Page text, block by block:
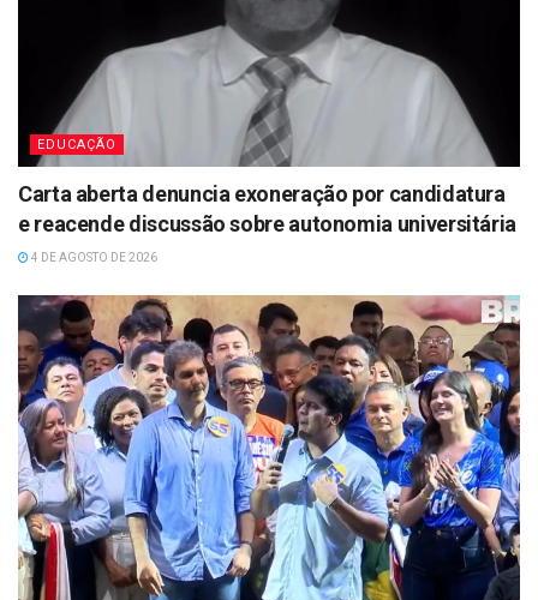
EDUCAÇÃO
Carta aberta denuncia exoneração por candidatura
e reacende discussão sobre autonomia universitária
4 DE AGOSTO DE 2026